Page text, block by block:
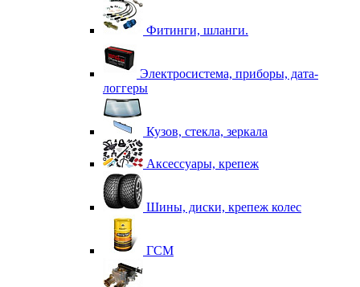
Фитинги, шланги.
Электросистема, приборы, дата-
логгеры
Кузов, стекла, зеркала
Аксессуары, крепеж
Шины, диски, крепеж колес
ГСМ